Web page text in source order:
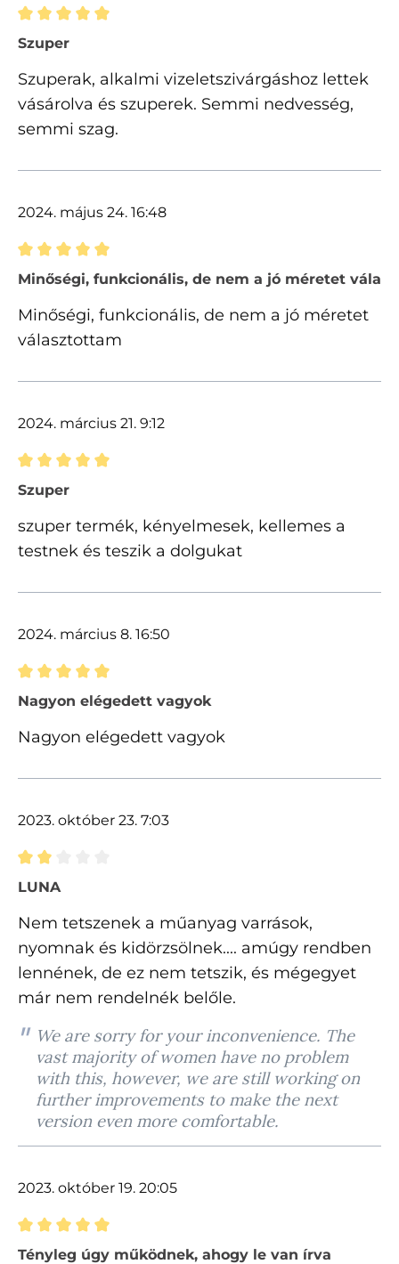
Értékelés 5 of 5 csillagok besorolásával
Szuper
Szuperak, alkalmi vizeletszivárgáshoz lettek
vásárolva és szuperek. Semmi nedvesség,
semmi szag.
2024. május 24. 16:48
Értékelés 5 of 5 csillagok besorolásával
Minőségi, funkcionális, de nem a jó méretet
Minőségi, funkcionális, de nem a jó méretet
választottam
2024. március 21. 9:12
Értékelés 5 of 5 csillagok besorolásával
Szuper
szuper termék, kényelmesek, kellemes a
testnek és teszik a dolgukat
2024. március 8. 16:50
Értékelés 5 of 5 csillagok besorolásával
Nagyon elégedett vagyok
Nagyon elégedett vagyok
2023. október 23. 7:03
Értékelés 2 of 5 csillagok besorolásával
LUNA
Nem tetszenek a műanyag varrások,
nyomnak és kidörzsölnek.... amúgy rendben
lennének, de ez nem tetszik, és mégegyet
már nem rendelnék belőle.
We are sorry for your inconvenience. The
vast majority of women have no problem
with this, however, we are still working on
further improvements to make the next
version even more comfortable.
2023. október 19. 20:05
Értékelés 5 of 5 csillagok besorolásával
Tényleg úgy működnek, ahogy le van írva